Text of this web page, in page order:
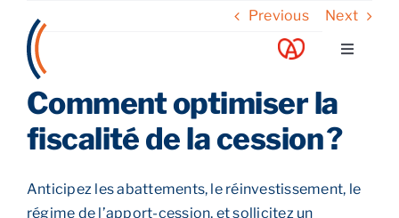
content
Toggle
A propos
Nos services
Nos guides
Previous Next
Comment optimiser la
fiscalité de la cession ?
Anticipez les abattements, le réinvestissement, le
régime de l’apport-cession, et sollicitez un